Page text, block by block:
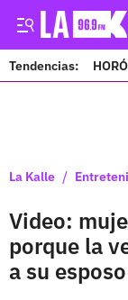
Tendencias:
La Kalle /
Video:
porque la
a su esposo